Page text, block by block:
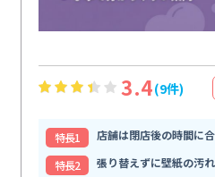
3.4(9件)
特⻑1
店舗は閉店後の時間に
特⻑2
張り替えずに壁紙の汚